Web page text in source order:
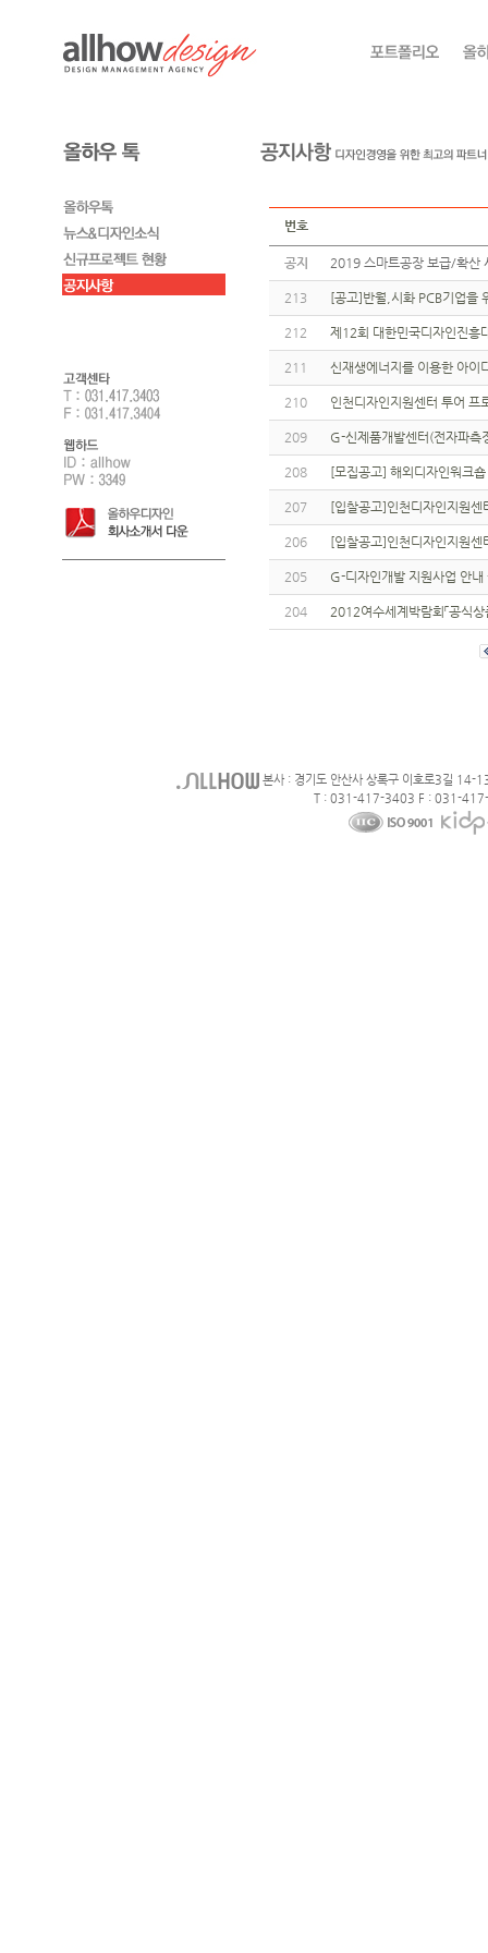
번호
공지 2019 스마트공장 보급/확
213 [공고]반월,시화 PCB기업을
212 제12회 대한민국디자인진흥
211 신재생에너지를 이용한 아
210 인천디자인지원센터 투어 프
209 G-신제품개발센터(전자파
208 [모집공고] 해외디자인워크
207 [입찰공고]인천디자인지원
206 [입찰공고]인천디자인지원
205 G-디자인개발 지원사업 안
204 2012여수세계박람회「공식
본사 : 경기도 안산사 상록구 이호로3길 14-
T : 031-417-3403 F : 031-